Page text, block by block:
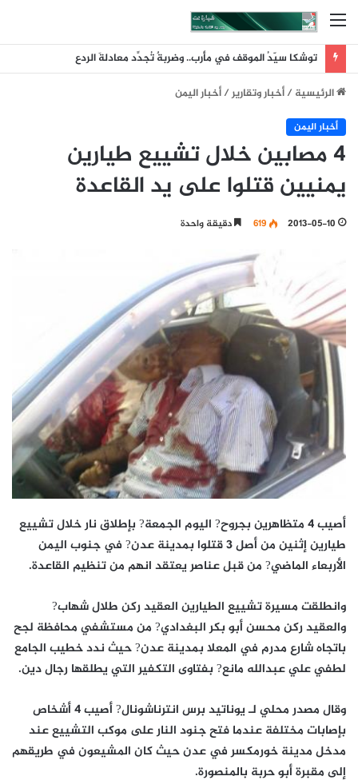
القائمة
توشكا سيّدُ الموقف في مأرب.. وضربةٌ تُجدِّد معادلةَ الردع
الرئيسية/أخبار وتقارير/أخبار اليمن
أخبار اليمن
4 مصابين خلال تشييع طيارين
يمنيين قتلوا على يد القاعدة
2013-05-10
619 دقيقة واحدة
أصيب 4 متظاهرين بجروح? اليوم الجمعة? بإطلاق نار خلال تشييع
طيارين إثنين من أصل 3 قتلوا بمدينة عدن? في جنوب اليمن
الأربعاء الماضي? من قبل عناصر يعتقد انهم من تنظيم القاعدة.
وانطلقت مسيرة تشييع الطيارين العقيد ركن طلال شهاب?
والعقيد ركن محسن أبو بكر البغدادي? من مستشفي محافظة لجح
باتجاه شارع مدرم في المعلا بمدينة عدن? حيث ندد خطيب الجامع
لطفي علي عبدالله مانع? بفتاوى التكفير التي يطلقها رجال دين.
وقال مصدر محلي لـ يوناتيد برس انترناشونال? أصيب 4 أشخاص
بإصابات مختلفة عندما فتح جنود النار على موكب التشييع عند
مدخل مدينة خورمكسر في عدن حيث كان المشيعون في طريقهم
إلى مقبرة أبو حربة بالمنصورة.